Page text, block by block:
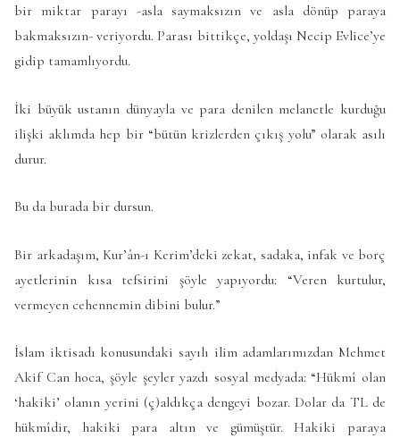
bir miktar parayı -asla saymaksızın ve asla dönüp paraya
bakmaksızın- veriyordu. Parası bittikçe, yoldaşı Necip Evlice’ye
gidip tamamlıyordu.
İki büyük ustanın dünyayla ve para denilen melanetle kurduğu
ilişki aklımda hep bir “bütün krizlerden çıkış yolu” olarak asılı
durur.
Bu da burada bir dursun.
Bir arkadaşım, Kur’ân-ı Kerim’deki zekat, sadaka, infak ve borç
ayetlerinin kısa tefsirini şöyle yapıyordu: “Veren kurtulur,
vermeyen cehennemin dibini bulur.”
İslam iktisadı konusundaki sayılı ilim adamlarımızdan Mehmet
Akif Can hoca, şöyle şeyler yazdı sosyal medyada: “Hükmî olan
‘hakiki’ olanın yerini (ç)aldıkça dengeyi bozar. Dolar da TL de
hükmîdir, hakiki para altın ve gümüştür. Hakiki paraya